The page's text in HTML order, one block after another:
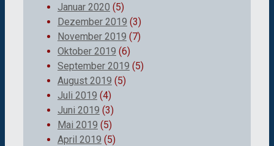
Januar 2020 (5)
Dezember 2019 (3)
November 2019 (7)
Oktober 2019 (6)
September 2019 (5)
August 2019 (5)
Juli 2019 (4)
Juni 2019 (3)
Mai 2019 (5)
April 2019 (5)